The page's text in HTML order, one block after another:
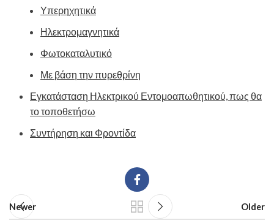
Υπερηχητικά
Ηλεκτρομαγνητικά
Φωτοκαταλυτικό
Με βάση την πυρεθρίνη
Εγκατάσταση Ηλεκτρικού Εντομοαπωθητικού, πως θα
το τοποθετήσω
Συντήρηση και Φροντίδα
Newer Older